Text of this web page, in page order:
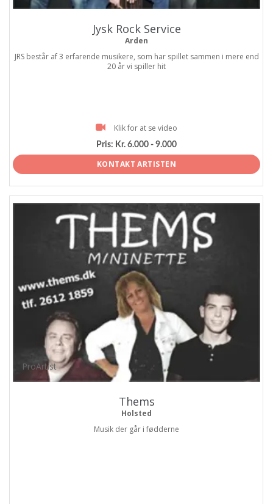
Jysk Rock Service
Arden
JRS består af 3 erfarende musikere, som har spillet sammen i mere end
20 år vi spiller hit
Klik for at se video
Pris: Kr. 6.000 - 9.000
KONTAKT ARTISTEN
ProArtist
Thems
Holsted
Musik der går i fødderne